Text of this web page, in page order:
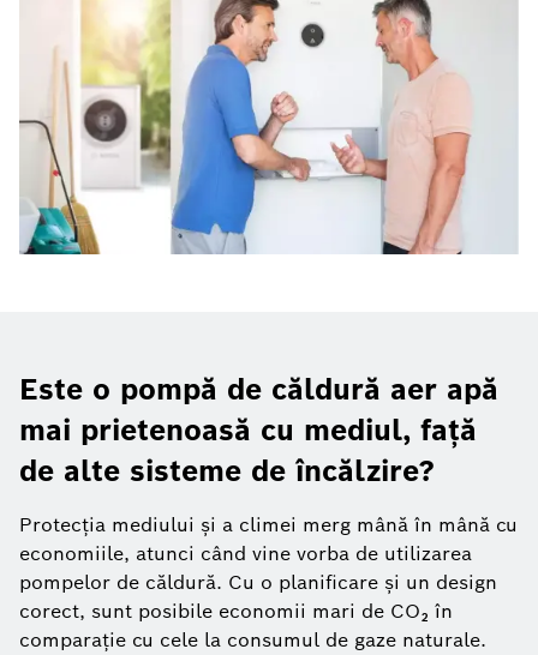
Este o pompă de căldură aer apă
mai prietenoasă cu mediul, față
de alte sisteme de încălzire?
Protecția mediului și a climei merg mână în mână cu
economiile, atunci când vine vorba de utilizarea
pompelor de căldură. Cu o planificare și un design
corect, sunt posibile economii mari de CO₂ în
comparație cu cele la consumul de gaze naturale.